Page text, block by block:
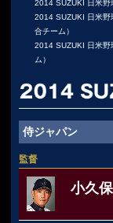
2014 SUZUKI 日米野
2014 SUZUKI 日米野
合チーム）
2014 SUZUKI 日米野
ム）
侍ジャパン
監督
小久